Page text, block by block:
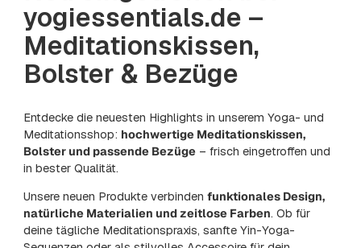
yogiessentials.de –
Meditationskissen,
Bolster & Bezüge
Entdecke die neuesten Highlights in unserem Yoga- und
Meditationsshop: hochwertige Meditationskissen,
Bolster und passende Bezüge – frisch eingetroffen und
in bester Qualität.
Unsere neuen Produkte verbindenfunktionales Design,
natürliche Materialien und zeitlose Farben. Ob für
deine tägliche Meditationspraxis, sanfte Yin-Yoga-